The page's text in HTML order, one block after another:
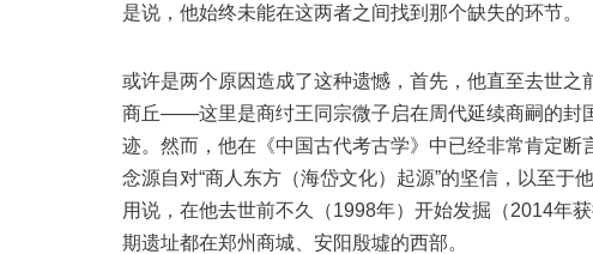
是说，他始终未能在这两者之间找到那个缺失的环节。
或许是两个原因造成了这种遗憾，首先，他直至去世
商丘——这里是商纣王同宗微子启在周代延续商嗣的
迹。然而，他在《中国古代考古学》中已经非常肯定断
念源自对“商人东方（海岱文化）起源”的坚信，以至于
用说，在他去世前不久（1998年）开始发掘（2014年
期遗址都在郑州商城、安阳殷墟的西部。